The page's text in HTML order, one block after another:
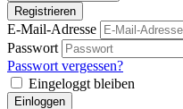
Registrieren
E-Mail-Adresse
Passwort
Passwort vergessen?
Eingeloggt bleiben
Einloggen